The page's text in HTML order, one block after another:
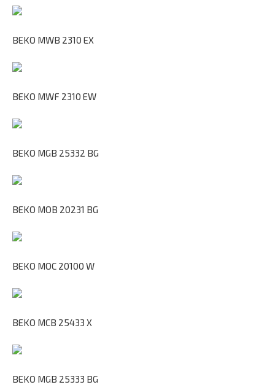
BEKO MWB 2310 EX
BEKO MWF 2310 EW
BEKO MGB 25332 BG
BEKO MOB 20231 BG
BEKO MOC 20100 W
BEKO MCB 25433 X
BEKO MGB 25333 BG